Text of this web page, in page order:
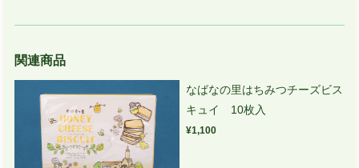
関連商品
なばなの里はちみつチーズビス
キュイ 10枚入
¥1,100